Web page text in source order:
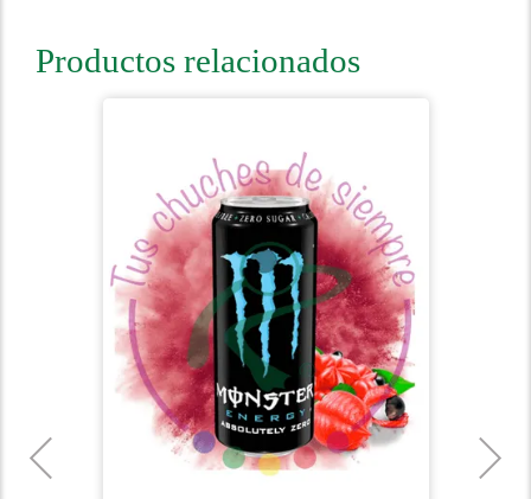
Productos relacionados